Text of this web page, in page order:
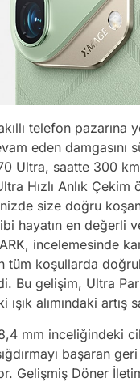
telefon
eden
Ultra, saatte 300
Hızlı Anlık
size doğru
hayatın en değerli
incelemesinde
tüm koşullarda
Bu gelişim, Ultra
alımındaki artış
mm inceliğindeki
başaran
Gelişmiş Döner